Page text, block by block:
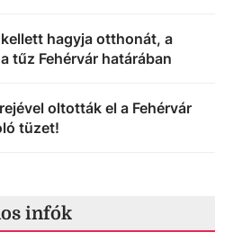
hagyja otthonát, a
tűz Fehérvár határában
oltották el a Fehérvár
tüzet!
infók